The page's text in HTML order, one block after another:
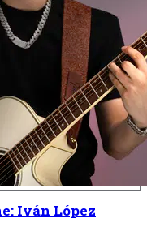
Iván López